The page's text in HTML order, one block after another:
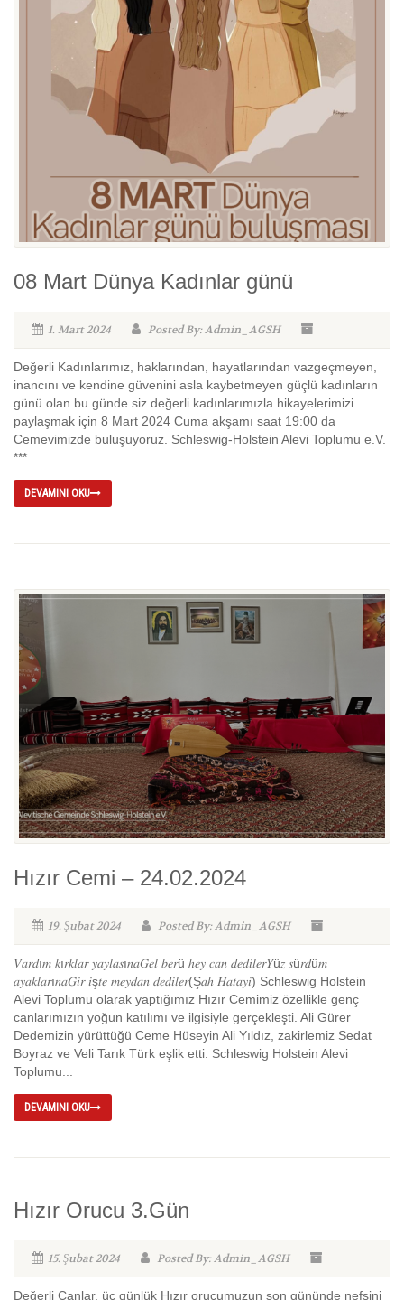
08 Mart Dünya Kadınlar günü
1. Mart 2024 Posted By: Admin_AGSH
Değerli Kadınlarımız, haklarından, hayatlarından vazgeçmeyen,
inancını ve kendine güvenini asla kaybetmeyen güçlü kadınların
günü olan bu günde siz değerli kadınlarımızla hikayelerimizi
paylaşmak için 8 Mart 2024 Cuma akşamı saat 19:00 da
Cemevimizde buluşuyoruz. Schleswig-Holstein Alevi Toplumu e.V.
***
DEVAMINI OKU
Hızır Cemi – 24.02.2024
19. Şubat 2024 Posted By: Admin_AGSH
𝑉𝑎𝑟𝑑ı𝑚 𝑘ı𝑟𝑘𝑙𝑎𝑟 𝑦𝑎𝑦𝑙𝑎𝑠ı𝑛𝑎𝐺𝑒𝑙 𝑏𝑒𝑟ü ℎ𝑒𝑦 𝑐𝑎𝑛 𝑑𝑒𝑑𝑖𝑙𝑒𝑟𝑌ü𝑧 𝑠ü𝑟𝑑ü𝑚
𝑎𝑦𝑎𝑘𝑙𝑎𝑟ı𝑛𝑎𝐺𝑖𝑟 𝑖ş𝑡𝑒 𝑚𝑒𝑦𝑑𝑎𝑛 𝑑𝑒𝑑𝑖𝑙𝑒𝑟(Ş𝑎ℎ 𝐻𝑎𝑡𝑎𝑦𝑖) Schleswig Holstein
Alevi Toplumu olarak yaptığımız Hızır Cemimiz özellikle genç
canlarımızın yoğun katılımı ve ilgisiyle gerçekleşti. Ali Gürer
Dedemizin yürüttüğü Ceme Hüseyin Ali Yıldız, zakirlemiz Sedat
Boyraz ve Veli Tarık Türk eşlik etti. Schleswig Holstein Alevi
Toplumu...
DEVAMINI OKU
Hızır Orucu 3.Gün
15. Şubat 2024 Posted By: Admin_AGSH
Değerli Canlar, üç günlük Hızır orucumuzun son gününde nefsini